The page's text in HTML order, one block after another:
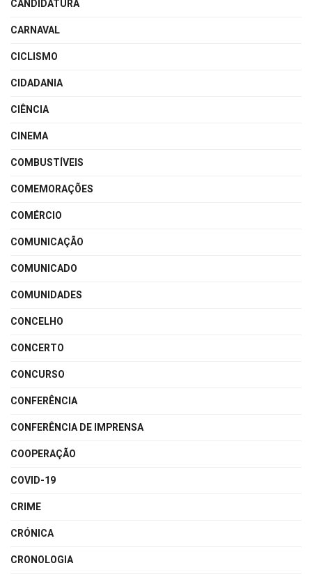
CANDIDATURA
CARNAVAL
CICLISMO
CIDADANIA
CIÊNCIA
CINEMA
COMBUSTÍVEIS
COMEMORAÇÕES
COMÉRCIO
COMUNICAÇÃO
COMUNICADO
COMUNIDADES
CONCELHO
CONCERTO
CONCURSO
CONFERÊNCIA
CONFERÊNCIA DE IMPRENSA
COOPERAÇÃO
COVID-19
CRIME
CRÓNICA
CRONOLOGIA